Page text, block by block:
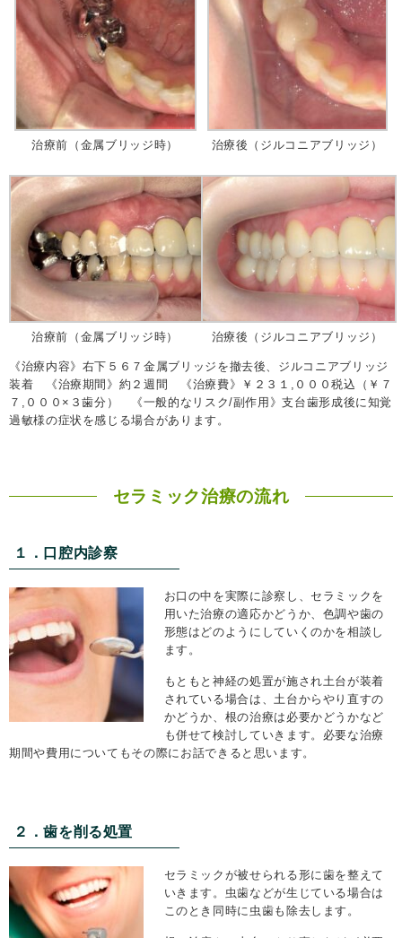
治療前（金属ブリッジ時） 治療後（ジルコニアブリッジ）
治療前（金属ブリッジ時） 治療後（ジルコニアブリッジ）
《治療内容》右下５６７金属ブリッジを撤去後、ジルコニアブリッジ
装着 《治療期間》約２週間 《治療費》￥２３１,０００税込（￥７
７,０００×３歯分） 《一般的なリスク/副作用》支台歯形成後に知覚
過敏様の症状を感じる場合があります。
セラミック治療の流れ
１．口腔内診察
お口の中を実際に診察し、セラミックを
用いた治療の適応かどうか、色調や歯の
形態はどのようにしていくのかを相談し
ます。
もともと神経の処置が施され土台が装着
されている場合は、土台からやり直すの
かどうか、根の治療は必要かどうかなど
も併せて検討していきます。必要な治療
期間や費用についてもその際にお話できると思います。
２．歯を削る処置
セラミックが被せられる形に歯を整えて
いきます。虫歯などが生じている場合は
このとき同時に虫歯も除去します。